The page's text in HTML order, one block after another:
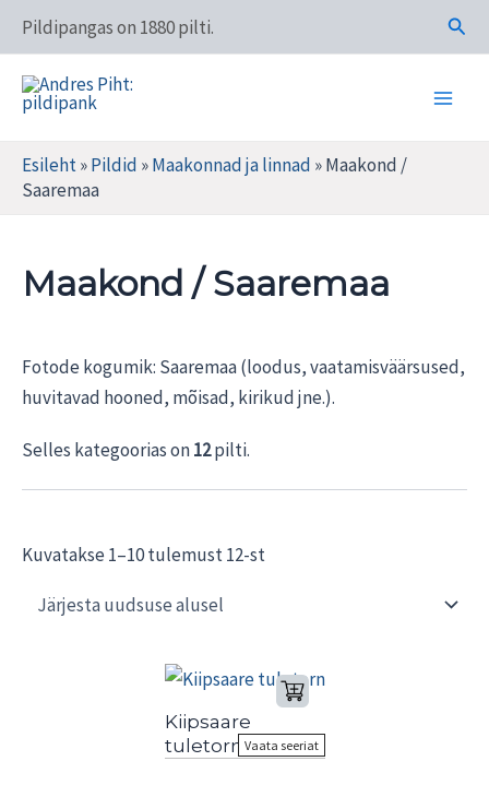
content
Pildipangas on 1880 pilti. Otsi
Andres Piht: pildipank
Esileht»Pildid »Maakonnad ja linnad »Maakond /
Saaremaa
Maakond / Saaremaa
Fotode kogumik: Saaremaa (loodus, vaatamisväärsused,
huvitavad hooned, mõisad, kirikud jne.).
Selles kategoorias on12pilti.
Kuvatakse 1–10 tulemust 12-st
Kiipsaare
tuletorn Vaata seeriat